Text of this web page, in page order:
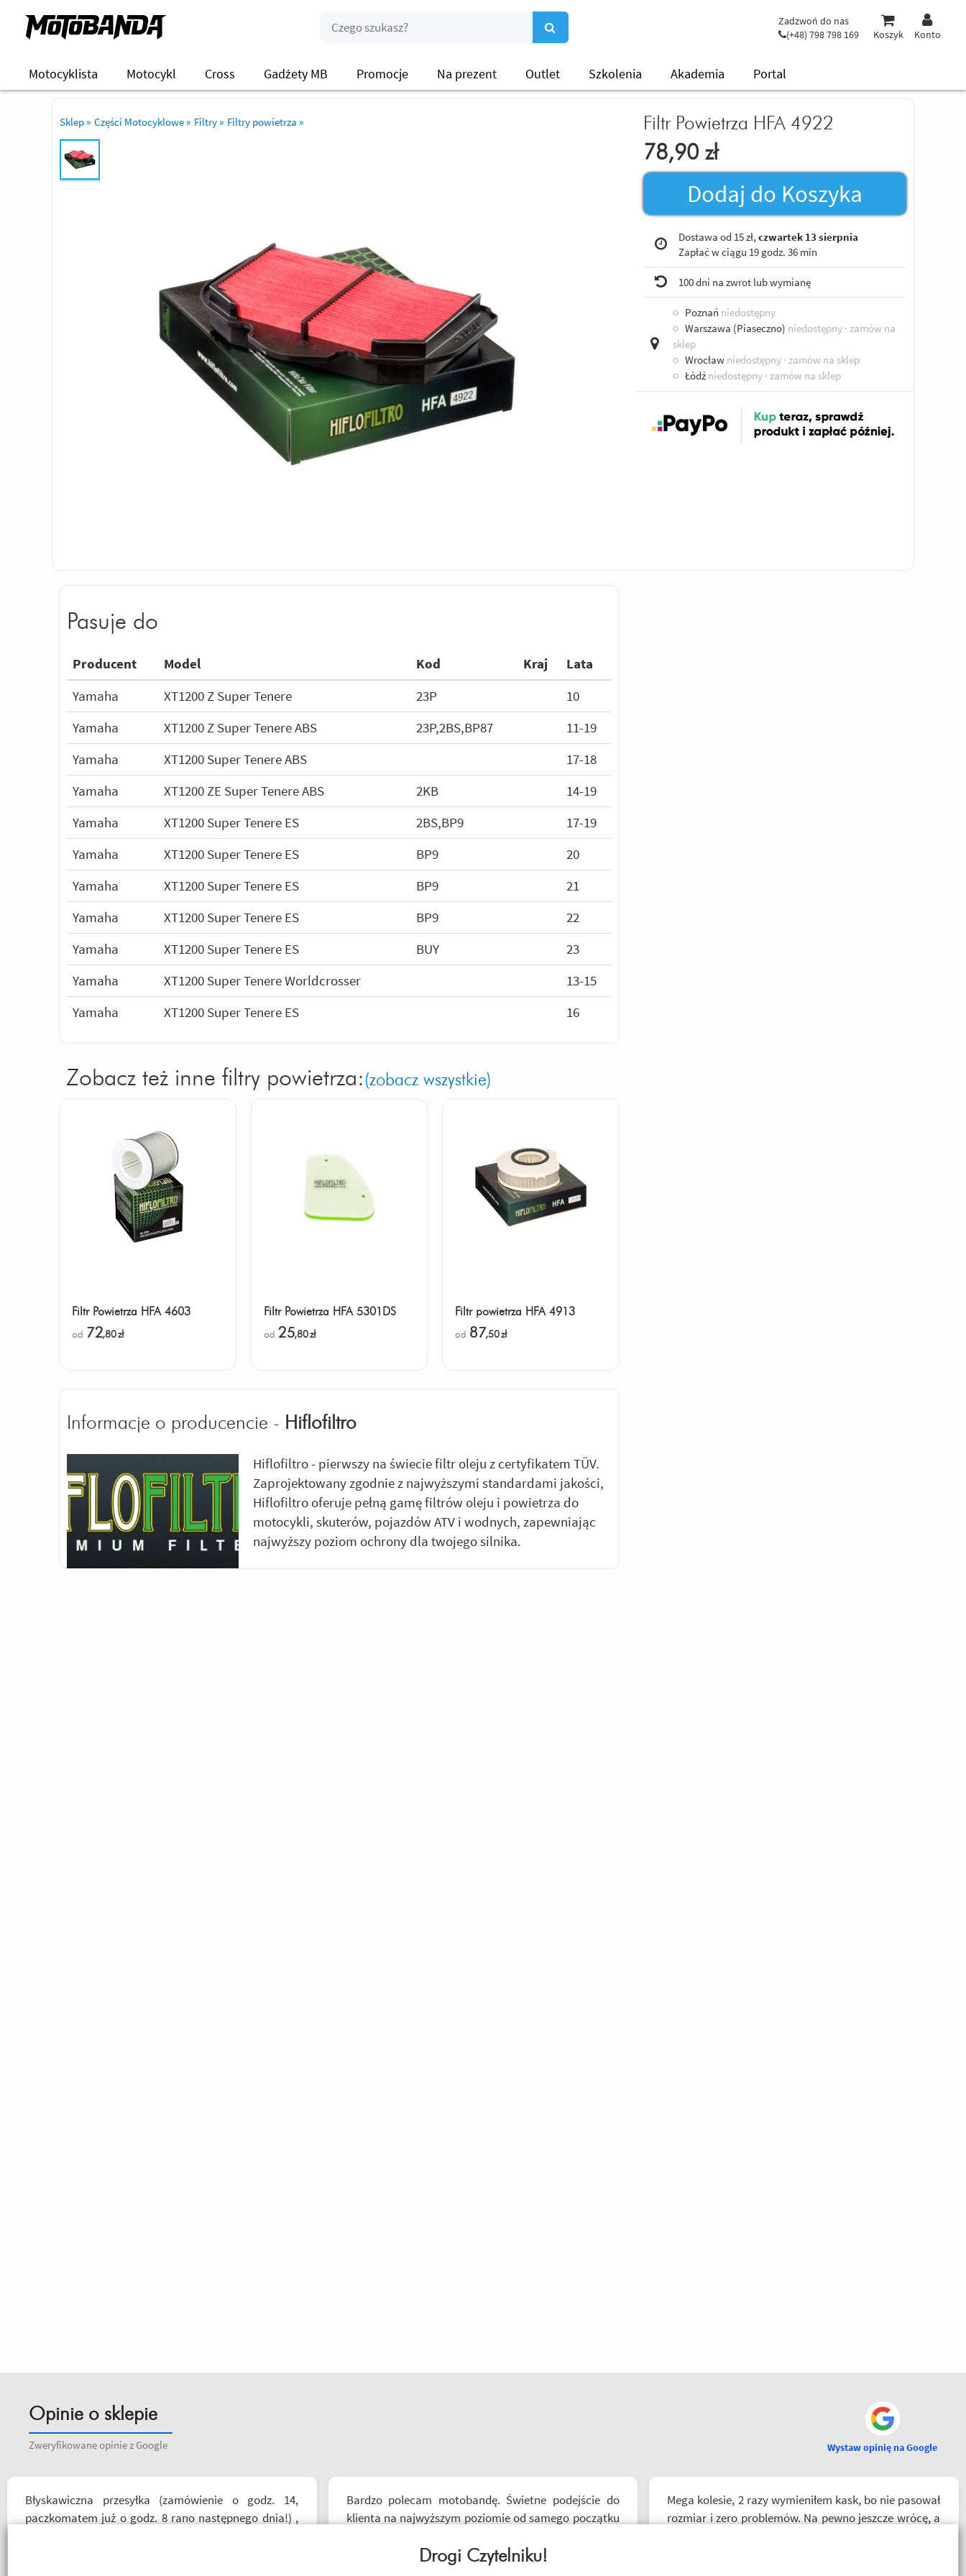
Zadzwoń do nas
(+48) 798 798 169
Koszyk Konto
Motocyklista Motocykl Cross Gadżety MB Promocje Na prezent Outlet Szkolenia Akademia Portal
Sklep » Części Motocyklowe » Filtry » Filtry powietrza » Filtr Powietrza HFA 4922
78,90 zł
Dodaj do Koszyka
Dostawa od 15 zł, czwartek 13 sierpnia
Zapłać w ciągu 19 godz. 36 min
100 dni na zwrot lub wymianę
○ Poznań niedostępny
○ Warszawa (Piaseczno) niedostępny · zamów na
sklep
○ Wrocław niedostępny · zamów na sklep
○ Łódź niedostępny · zamów na sklep
Pasuje do
Producent Model Kod Kraj
Lata
Yamaha
XT1200 Z Super Tenere 23P
10
Yamaha
XT1200 Z Super Tenere ABS 23P,2BS,BP87
11-19
Yamaha
XT1200 Super Tenere ABS
17-18
Yamaha
XT1200 ZE Super Tenere ABS 2KB
14-19
Yamaha
XT1200 Super Tenere ES 2BS,BP9
17-19
Yamaha
XT1200 Super Tenere ES BP9
20
Yamaha
XT1200 Super Tenere ES BP9
21
Yamaha
XT1200 Super Tenere ES BP9
22
Yamaha
XT1200 Super Tenere ES BUY
23
Yamaha
XT1200 Super Tenere Worldcrosser
13-15
Yamaha
XT1200 Super Tenere ES 16
Zobacz też inne filtry powietrza: (zobacz wszystkie)
Filtr Powietrza HFA 4603
od 72,80zł
Filtr Powietrza HFA 5301DS
od 25,80zł
Filtr powietrza HFA 4913
od 87,50zł
Informacje o producencie - Hiflofiltro
Hiflofiltro - pierwszy na świecie filtr oleju z certyfikatem TÜV.
Zaprojektowany zgodnie z najwyższymi standardami jakości,
Hiflofiltro oferuje pełną gamę filtrów oleju i powietrza do
motocykli, skuterów, pojazdów ATV i wodnych, zapewniając
najwyższy poziom ochrony dla twojego silnika.
Opinie o sklepie
Zweryfikowane opinie z Google Wystaw opinię na Google
Błyskawiczna przesyłka (zamówienie o godz. 14,
paczkomatem już o godz. 8 rano następnego dnia!) ,
Bardzo polecam motobandę. Świetne podejście do
klienta na najwyższym poziomie od samego początku
Mega kolesie, 2 razy wymieniłem kask, bo nie pasował
rozmiar i zero problemów. Na pewno jeszcze wrócę, a
Drogi Czytelniku!